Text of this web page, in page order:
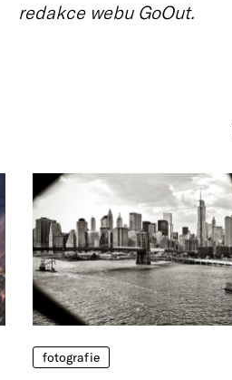
redakce webu GoOut.
fotografie